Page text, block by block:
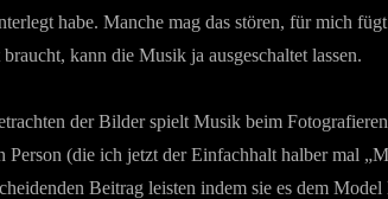
habe. Manche mag das stören, für mich
kann die Musik ja ausgeschaltet lassen.
der Bilder spielt Musik beim
Person (die ich jetzt der Einfachhalt halber mal
Beitrag leisten indem sie es dem